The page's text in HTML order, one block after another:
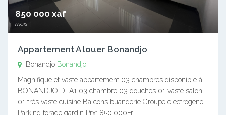
850 000 xaf
mois
Appartement A louer Bonandjo
Bonandjo Bonandjo
Magnifique et vaste appartement 03 chambres disponible à
BONANDJO DLA1 03 chambre 03 douches 01 vaste salon
01 très vaste cuisine Balcons buanderie Groupe électrogène
Parking forage gardin Prx: 850.000Fr…